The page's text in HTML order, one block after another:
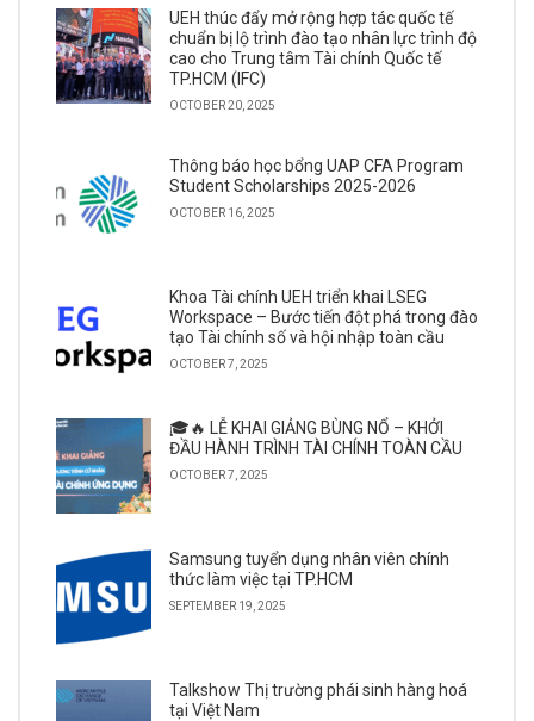
UEH thúc đẩy mở rộng hợp tác quốc tế
chuẩn bị lộ trình đào tạo nhân lực trình độ
cao cho Trung tâm Tài chính Quốc tế
TP.HCM (IFC)
OCTOBER 20, 2025
Thông báo học bổng UAP CFA Program
Student Scholarships 2025-2026
OCTOBER 16, 2025
Khoa Tài chính UEH triển khai LSEG
Workspace – Bước tiến đột phá trong đào
tạo Tài chính số và hội nhập toàn cầu
OCTOBER 7, 2025
🎓🔥 LỄ KHAI GIẢNG BÙNG NỔ – KHỞI
ĐẦU HÀNH TRÌNH TÀI CHÍNH TOÀN CẦU
OCTOBER 7, 2025
Samsung tuyển dụng nhân viên chính
thức làm việc tại TP.HCM
SEPTEMBER 19, 2025
Talkshow Thị trường phái sinh hàng hoá
tại Việt Nam